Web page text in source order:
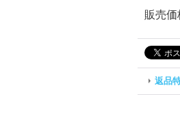
販売価
返品